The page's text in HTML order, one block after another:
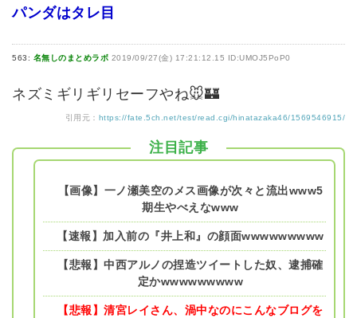
パンダはタレ目
563: 名無しのまとめラボ 2019/09/27(金) 17:21:12.15 ID:UMOJ5PoP0
ネズミギリギリセーフやね🐭🏰
引用元： https://fate.5ch.net/test/read.cgi/hinatazaka46/1569546915/
注目記事
【画像】一ノ瀬美空のメス画像が次々と流出www5
期生やべえなwww
【速報】加入前の『井上和』の顔面wwwwwwwww
【悲報】中西アルノの捏造ツイートした奴、逮捕確
定かwwwwwwwww
【悲報】清宮レイさん、渦中なのにこんなブログを